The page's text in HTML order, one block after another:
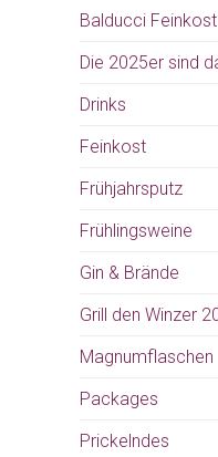
Balducci Feinkost
Die 2025er sind
Drinks
Feinkost
Frühjahrsputz
Frühlingsweine
Gin & Brände
Grill den Winzer
Magnumflaschen
Packages
Prickelndes